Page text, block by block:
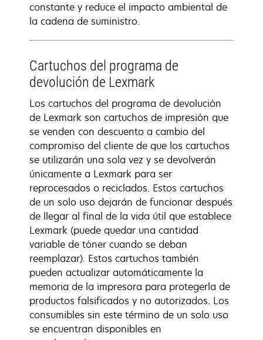
constante y reduce el impacto ambiental de
la cadena de suministro.
Cartuchos del programa de
devolución de Lexmark
Los cartuchos del programa de devolución
de Lexmark son cartuchos de impresión que
se venden con descuento a cambio del
compromiso del cliente de que los cartuchos
se utilizarán una sola vez y se devolverán
únicamente a Lexmark para ser
reprocesados o reciclados. Estos cartuchos
de un solo uso dejarán de funcionar después
de llegar al final de la vida útil que establece
Lexmark (puede quedar una cantidad
variable de tóner cuando se deban
reemplazar). Estos cartuchos también
pueden actualizar automáticamente la
memoria de la impresora para protegerla de
productos falsificados y no autorizados. Los
consumibles sin este término de un solo uso
se encuentran disponibles en